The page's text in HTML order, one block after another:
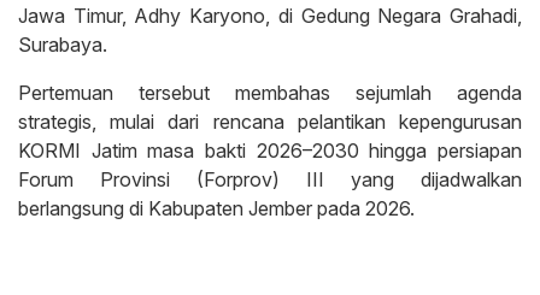
Jawa Timur, Adhy Karyono, di Gedung Negara Grahadi,
Surabaya.
Pertemuan tersebut membahas sejumlah agenda
strategis, mulai dari rencana pelantikan kepengurusan
KORMI Jatim masa bakti 2026–2030 hingga persiapan
Forum Provinsi (Forprov) III yang dijadwalkan
berlangsung di Kabupaten Jember pada 2026.